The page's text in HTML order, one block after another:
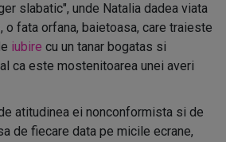
slabatic", unde Natalia dadea viata
o fata orfana, baietoasa, care traieste
iubire cu un tanar bogatas si
ca este mostenitoarea unei averi
atitudinea ei nonconformista si de
de fiecare data pe micile ecrane,